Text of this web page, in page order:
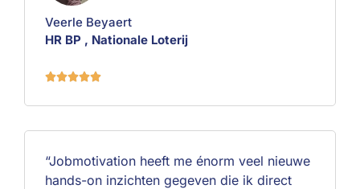
Veerle Beyaert
HR BP , Nationale Loterij

“Jobmotivation heeft me énorm veel nieuwe
hands-on inzichten gegeven die ik direct